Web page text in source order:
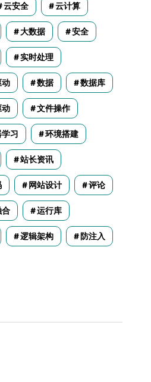
云安全 云计算
大数据 安全
实时处理
动 数据 数据库
动 文件操作
习 环境搭建
站长资讯
网站设计 评论
合 运行库
逻辑架构 防注入